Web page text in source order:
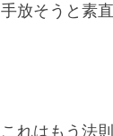
手放そうと素
これはもう法